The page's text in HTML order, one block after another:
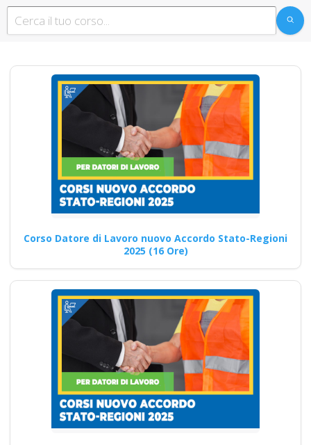
Cantieri Edili 6 ore
Corso E-Learning:
Prevenzione degli
Infortuni in Ambiente
di Lavoro
Aggiornamento professionale
in materia di HACCP: corso
per addetti e responsabili
Continua
Corso persona
avvertita PAV rischio
elettrico:
promuovere la
cultura della
Corso Datore di Lavoro nuovo Accordo Stato-Regioni
2025 (16 Ore)